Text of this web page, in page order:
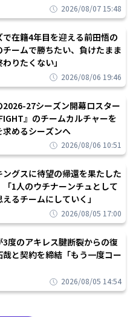
2026/08/07 15:48
在籍4年目を迎える前田悟の
ームで勝ちたい、負けたまま
りたくない」
2026/08/06 19:46
27シーズン開幕ロスター
』のチームカルチャーを
めるシーズンへ
2026/08/06 10:51
グスに待望の帰還を果たした
1人のウチナーンチュとして
るチームにしていく」
2026/08/05 17:00
度のアキレス腱断裂からの復
と契約を締結「もう一度コー
2026/08/05 14:54